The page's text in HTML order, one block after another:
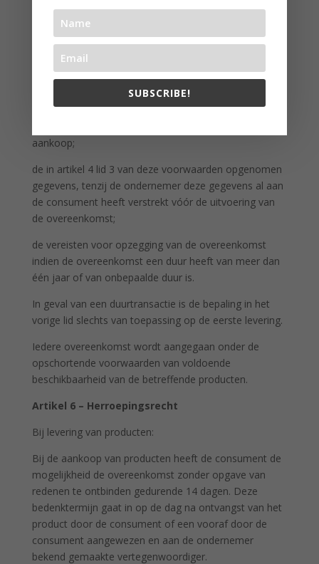
het bezoekadres van de vestiging van de ondernemer
waar de consument met klachten terecht kan;
de voorwaarden waaronder en de wijze waarop de
maken, dan wel een duidelijke melding inzake het
uitgesloten zijn van het herroepingsrecht;
aankoop;
de in artikel 4 lid 3 van deze voorwaarden opgenomen
gegevens, tenzij de ondernemer deze gegevens al aan
de consument heeft verstrekt vóór de uitvoering van
de overeenkomst;
de vereisten voor opzegging van de overeenkomst
indien de overeenkomst een duur heeft van meer dan
één jaar of van onbepaalde duur is.
In geval van een duurtransactie is de bepaling in het
vorige lid slechts van toepassing op de eerste levering.
Iedere overeenkomst wordt aangegaan onder de
opschortende voorwaarden van voldoende
beschikbaarheid van de betreffende producten.
Artikel 6 – Herroepingsrecht
Bij levering van producten:
Bij de aankoop van producten heeft de consument de
mogelijkheid de overeenkomst zonder opgave van
redenen te ontbinden gedurende 14 dagen. Deze
bedenktermijn gaat in op de dag na ontvangst van het
product door de consument of een vooraf door de
consument aangewezen en aan de ondernemer
bekend gemaakte vertegenwoordiger.
SUBSCRIBE!